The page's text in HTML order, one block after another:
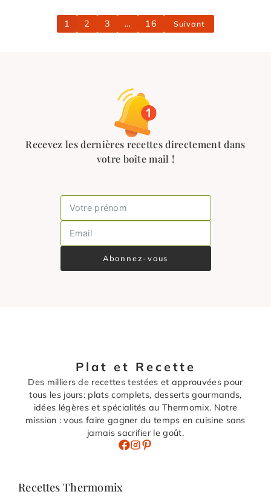
1 2 3 … 16 Suivant
Recevez les dernières recettes directement dans
votre boîte mail !
Abonnez-vous
Plat et Recette
Des milliers de recettes testées et approuvées pour
tous les jours: plats complets, desserts gourmands,
idées légères et spécialités au Thermomix. Notre
mission : vous faire gagner du temps en cuisine sans
jamais sacrifier le goût.
Recettes Thermomix